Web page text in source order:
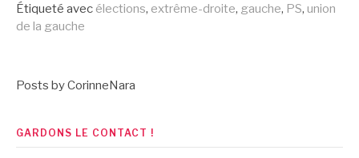
Étiqueté avec élections, extrême-droite, gauche, PS, union
de la gauche
Posts by CorinneNara
GARDONS LE CONTACT !